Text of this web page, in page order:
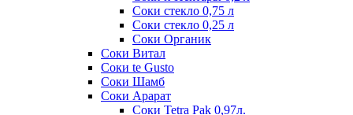
Соки стекло 0,75 л
Соки стекло 0,25 л
Соки Органик
Соки Витал
Соки te Gusto
Соки Шамб
Соки Арарат
Соки Tetra Pak 0,97л.